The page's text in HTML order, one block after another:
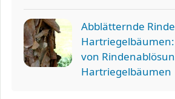
Abblätternde
von
Hartriegelbäumen